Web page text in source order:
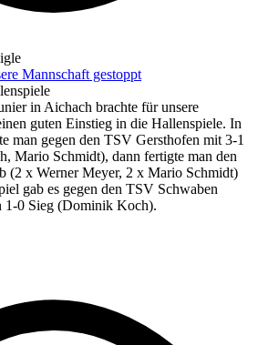
Mannschaft gestoppt
in Aichach brachte für unsere
guten Einstieg in die Hallenspiele. In
man gegen den TSV Gersthofen mit 3-1
Mario Schmidt), dann fertigte man den
(2 x Werner Meyer, 2 x Mario Schmidt)
gab es gegen den TSV Schwaben
1-0 Sieg (Dominik Koch).